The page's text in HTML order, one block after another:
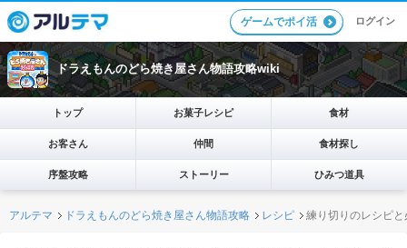
ゲームでポイ活 ログイン
ドラえもんのどら焼き屋さん物語攻略wiki
トップ お菓子レシピ 食材
お客さん 仲間 食材探し
序盤攻略 ストーリー ひみつ道具
アルテマ ドラえもんのどら焼き屋さん物語攻略 レシピ 練り切りのレシピと